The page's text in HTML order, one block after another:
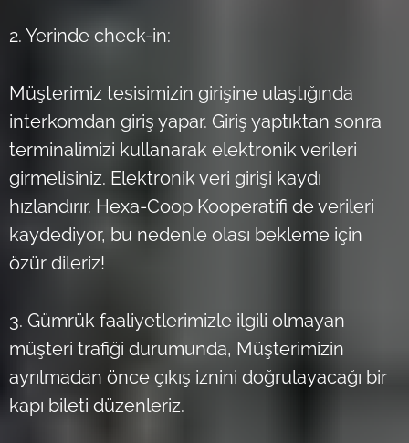
2. Yerinde check-in:
Müşterimiz tesisimizin girişine ulaştığında
interkomdan giriş yapar. Giriş yaptıktan sonra
terminalimizi kullanarak elektronik verileri
girmelisiniz. Elektronik veri girişi kaydı
hızlandırır. Hexa-Coop Kooperatifi de verileri
kaydediyor, bu nedenle olası bekleme için
özür dileriz!
3. Gümrük faaliyetlerimizle ilgili olmayan
müşteri trafiği durumunda, Müşterimizin
ayrılmadan önce çıkış iznini doğrulayacağı bir
kapı bileti düzenleriz.